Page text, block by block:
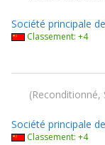
Société principale
Classement: +4
Reconditionné,
Société principale
Classement: +4